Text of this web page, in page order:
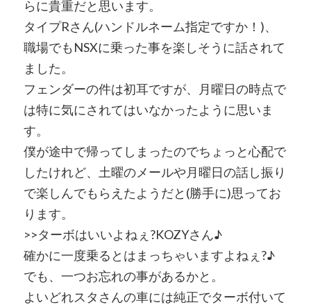
らに貴重だと思います。
タイプRさん(ハンドルネーム指定ですか！)、
職場でもNSXに乗った事を楽しそうに話されて
ました。
フェンダーの件は初耳ですが、月曜日の時点で
は特に気にされてはいなかったように思いま
す。
僕が途中で帰ってしまったのでちょっと心配で
したけれど、土曜のメールや月曜日の話し振り
で楽しんでもらえたようだと(勝手に)思ってお
ります。
>>ターボはいいよねぇ?KOZYさん♪
確かに一度乗るとはまっちゃいますよねぇ?♪
でも、一つお忘れの事があるかと。
よいどれスタさんの車には純正でターボ付いて